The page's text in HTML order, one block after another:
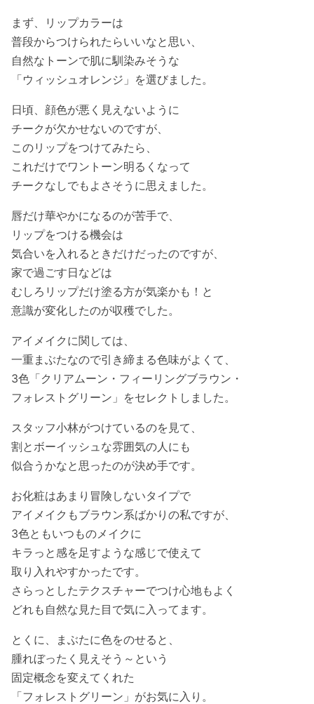
まず、リップカラーは
普段からつけられたらいいなと思い、
自然なトーンで肌に馴染みそうな
「ウィッシュオレンジ」を選びました。
日頃、顔色が悪く見えないように
チークが欠かせないのですが、
このリップをつけてみたら、
これだけでワントーン明るくなって
チークなしでもよさそうに思えました。
唇だけ華やかになるのが苦手で、
リップをつける機会は
気合いを入れるときだけだったのですが、
家で過ごす日などは
むしろリップだけ塗る方が気楽かも！と
意識が変化したのが収穫でした。
アイメイクに関しては、
一重まぶたなので引き締まる色味がよくて、
3色「クリアムーン・フィーリングブラウン・
フォレストグリーン」をセレクトしました。
スタッフ小林がつけているのを見て、
割とボーイッシュな雰囲気の人にも
似合うかなと思ったのが決め手です。
お化粧はあまり冒険しないタイプで
アイメイクもブラウン系ばかりの私ですが、
3色ともいつものメイクに
キラっと感を足すような感じで使えて
取り入れやすかったです。
さらっとしたテクスチャーでつけ心地もよく
どれも自然な見た目で気に入ってます。
とくに、まぶたに色をのせると、
腫れぼったく見えそう～という
固定概念を変えてくれた
「フォレストグリーン」がお気に入り。